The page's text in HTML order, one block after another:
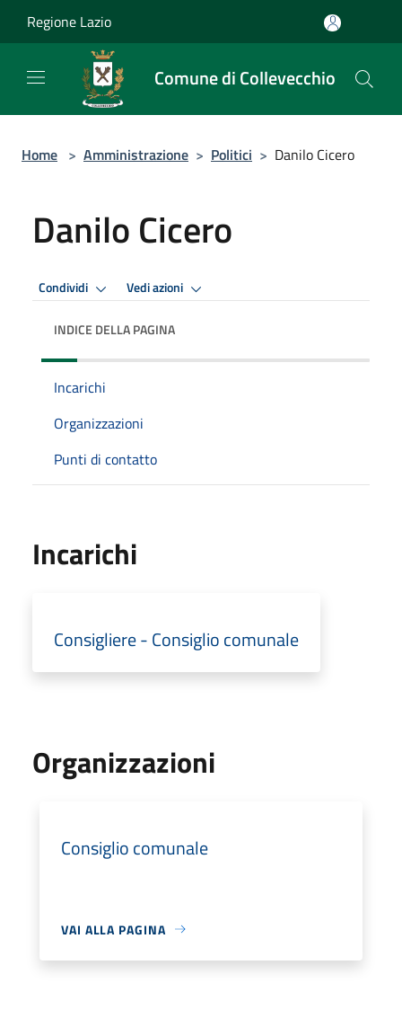
Regione Lazio
Comune di Collevecchio
Home > Amministrazione > Politici > Danilo Cicero
Danilo Cicero
Condividi Vedi azioni
INDICE DELLA PAGINA
Incarichi
Organizzazioni
Punti di contatto
Incarichi
Consigliere - Consiglio comunale
Organizzazioni
Consiglio comunale
VAI ALLA PAGINA